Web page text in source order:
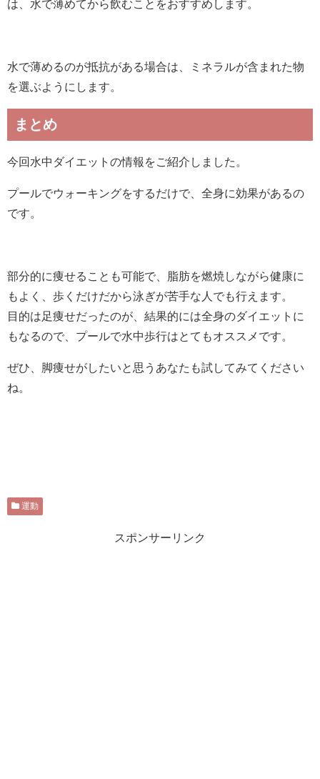
は、水で薄めてから飲むことをおすすめします。
水で薄めるのが抵抗がある場合は、ミネラルが含まれた物
を選ぶようにします。
まとめ
今回水中ダイエットの情報をご紹介しました。
プールでウォーキングをするだけで、全身に効果があるの
です。
部分的に痩せることも可能で、脂肪を燃焼しながら健康に
もよく、歩くだけだから泳ぎが苦手な人でも行えます。
目的は足痩せだったのが、結果的には全身のダイエットに
もなるので、プールで水中歩行はとてもオススメです。
ぜひ、脚痩せがしたいと思うあなたも試してみてください
ね。
運動
スポンサーリンク